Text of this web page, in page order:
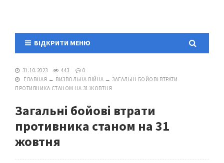
ВІДКРИТИ МЕНЮ
31.10.2023 443
0
ГЛАВНАЯ → ВИЗВОЛЬНА ВІЙНА → ЗАГАЛЬНІ БОЙОВІ ВТРАТИ
ПРОТИВНИКА СТАНОМ НА 31 ЖОВТНЯ
Загальні бойові втрати
противника станом на 31
жовтня